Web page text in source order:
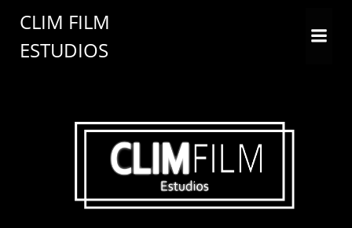
CLIM FILM
ESTUDIOS